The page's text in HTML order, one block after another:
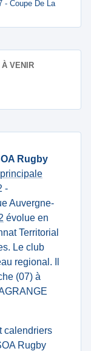
- Coupe De La
À VENIR
Rugby
-
Auvergne-
évolue en
Territorial
Le club
regional. Il
(07) à
calendriers
Rugby